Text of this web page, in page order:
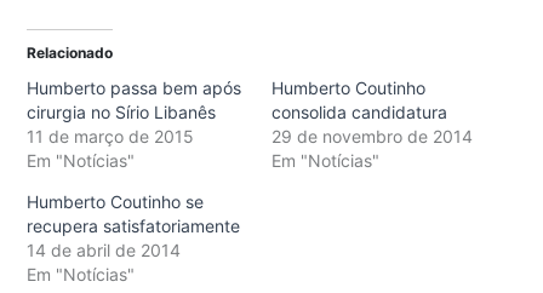
Relacionado
Humberto passa bem após
cirurgia no Sírio Libanês
11 de março de 2015
Em "Notícias"
Humberto Coutinho
consolida candidatura
29 de novembro de 2014
Em "Notícias"
Humberto Coutinho se
recupera satisfatoriamente
14 de abril de 2014
Em "Notícias"